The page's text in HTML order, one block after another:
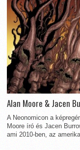
Alan Moore & Jacen
A Neonomicon a
Moore író és Jacen
ami 2010-ben, az